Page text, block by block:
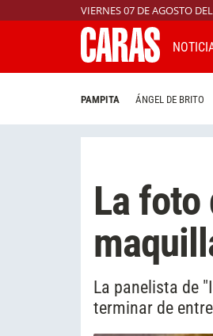
VIERNES 07 DE AGOSTO
PAMPITA ÁNGEL DE BRITO
La
La panelista de
terminar de